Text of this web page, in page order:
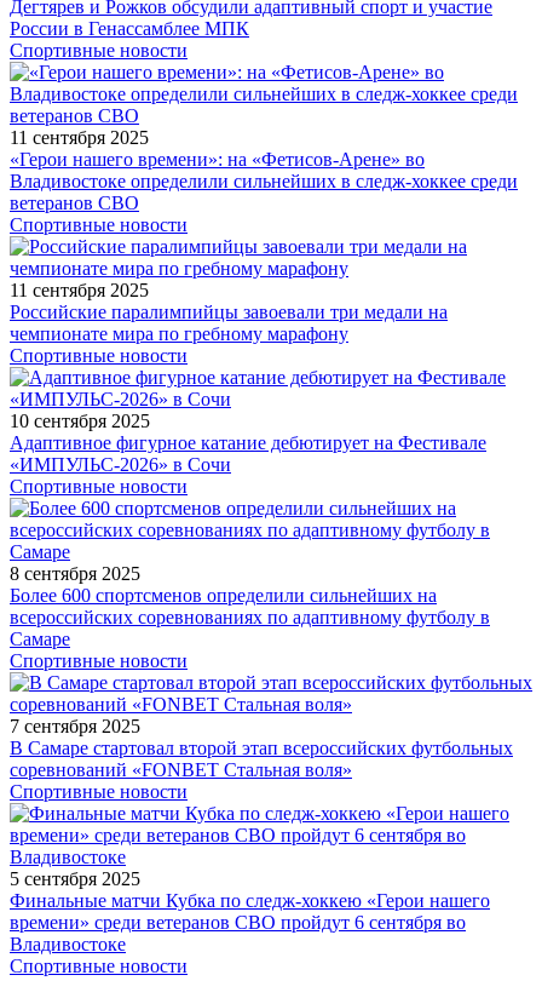
Дегтярев и Рожков обсудили адаптивный спорт и участие
России в Генассамблее МПК
Спортивные новости
11 сентября 2025
«Герои нашего времени»: на «Фетисов-Арене» во
Владивостоке определили сильнейших в следж-хоккее среди
ветеранов СВО
Спортивные новости
11 сентября 2025
Российские паралимпийцы завоевали три медали на
чемпионате мира по гребному марафону
Спортивные новости
10 сентября 2025
Адаптивное фигурное катание дебютирует на Фестивале
«ИМПУЛЬС-2026» в Сочи
Спортивные новости
8 сентября 2025
Более 600 спортсменов определили сильнейших на
всероссийских соревнованиях по адаптивному футболу в
Самаре
Спортивные новости
7 сентября 2025
В Самаре стартовал второй этап всероссийских футбольных
соревнований «FONBET Стальная воля»
Спортивные новости
5 сентября 2025
Финальные матчи Кубка по следж-хоккею «Герои нашего
времени» среди ветеранов СВО пройдут 6 сентября во
Владивостоке
Спортивные новости